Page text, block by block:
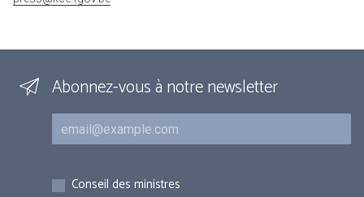
Abonnez-vous à notre newsletter
Courriel
Inscriptions
Conseil des ministres